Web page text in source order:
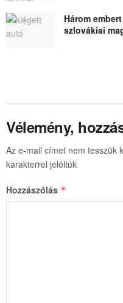
Három
szlovákiai
Vélemény,
Az e-mail címet nem tesszük
karakterrel jelöltük
Hozzászólás *